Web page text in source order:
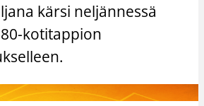
kärsi neljännessä
kotitappion